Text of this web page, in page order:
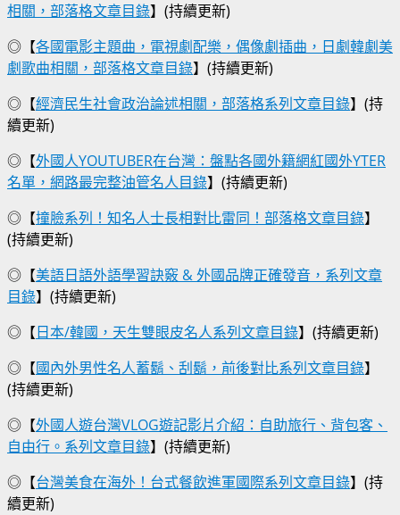
相關，部落格文章目錄】(持續更新)
◎【各國電影主題曲，電視劇配樂，偶像劇插曲，日劇韓劇美
劇歌曲相關，部落格文章目錄】(持續更新)
◎【經濟民生社會政治論述相關，部落格系列文章目錄】(持
續更新)
◎【外國人YOUTUBER在台灣：盤點各國外籍網紅國外YTER
名單，網路最完整油管名人目錄】(持續更新)
◎【撞臉系列！知名人士長相對比雷同！部落格文章目錄】
(持續更新)
◎【美語日語外語學習訣竅 & 外國品牌正確發音，系列文章
目錄】(持續更新)
◎【日本/韓國，天生雙眼皮名人系列文章目錄】(持續更新)
◎【國內外男性名人蓄鬍、刮鬍，前後對比系列文章目錄】
(持續更新)
◎【外國人遊台灣VLOG遊記影片介紹：自助旅行、背包客、
自由行。系列文章目錄】(持續更新)
◎【台灣美食在海外！台式餐飲進軍國際系列文章目錄】(持
續更新)